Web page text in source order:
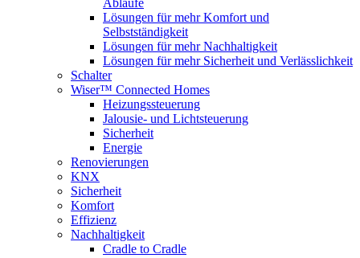
Lösungen für mehr Komfort und
Selbstständigkeit
Lösungen für mehr Nachhaltigkeit
Lösungen für mehr Sicherheit und Verlässlichkeit
Schalter
Wiser™ Connected Homes
Heizungssteuerung
Jalousie- und Lichtsteuerung
Sicherheit
Energie
Renovierungen
KNX
Sicherheit
Komfort
Effizienz
Nachhaltigkeit
Cradle to Cradle